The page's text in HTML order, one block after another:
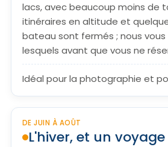
lacs, avec beaucoup moins de
itinéraires en altitude et
bateau sont fermés ; nous vous
lesquels avant que vous ne
Idéal pour la photographie et
DE JUIN À AOÛT
L'hiver, et un